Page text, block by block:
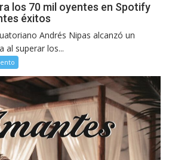
los 70 mil oyentes en Spotify
éxitos
Andrés Nipas alcanzó un
al superar los...